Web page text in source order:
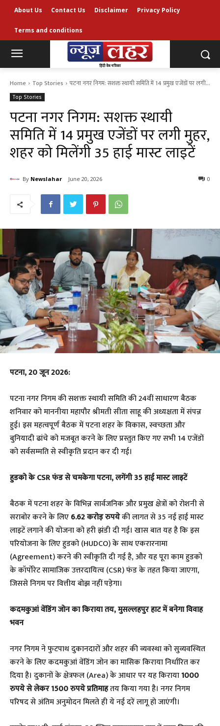
About Us Contact Us Disclaimer Privacy Policy
Terms and conditions
Home Top Stories पटना नगर निगम: सशक्त स्थायी समिति में 14 प्रमुख एजेंडों पर लगी...
Top Stories
पटना नगर निगम: सशक्त स्थायी
समिति में 14 प्रमुख एजेंडों पर लगी मुहर,
शहर को मिलेंगी 35 हाई मास्ट लाइटें
By Newslahar June 20, 2026 0
पटना, 20 जून 2026:
पटना नगर निगम की सशक्त स्थायी समिति की 24वीं साधारण बैठक
शनिवार को माननीया महापौर श्रीमती सीता साहू की अध्यक्षता में संपन्न
हुई। इस महत्वपूर्ण बैठक में पटना शहर के विकास, स्वच्छता और
बुनियादी ढांचे को मजबूत करने के लिए प्रस्तुत किए गए सभी 14 एजेंडों
को सर्वसम्मति से स्वीकृति प्रदान कर दी गई।
​हुडको के CSR फंड से चमकेगा पटना, लगेंगी 35 हाई मास्ट लाइटें
​बैठक में पटना शहर के विभिन्न सार्वजनिक और प्रमुख क्षेत्रों को रोशनी से
सराबोर करने के लिए6.62 करोड़ रुपयेकी लागत से 35 नई हाई मास्ट
लाइटें लगाने की योजना को हरी झंडी दी गई। खास बात यह है कि इस
परियोजना के लिए हुडको (HUDCO) के साथ एकरारनामा
(Agreement) करने की स्वीकृति दी गई है, और यह पूरा काम हुडको
के कॉर्पोरेट सामाजिक उत्तरदायित्व (CSR) फंड के तहत किया जाएगा,
जिससे निगम पर वित्तीय बोझ नहीं पड़ेगा।
​कदमकुआं वेंडिंग जोन का किराया तय, मुसल्लहपुर हाट में बनेगा विवाह
भवन
​नगर निगम ने फुटपाथ दुकानदारों और शहर की व्यवस्था को सुव्यवस्थित
करने के लिए कदमकुआं वेंडिंग जोन का मासिक किराया निर्धारित कर
दिया है। दुकानों के क्षेत्रफल (Area) के आधार पर यह किराया1000
रुपये से लेकर 1500 रुपये प्रतिमाहतय किया गया है। नगर निगम
परिषद से अंतिम अनुमोदन मिलते ही ये नई दरें लागू हो जाएंगी।